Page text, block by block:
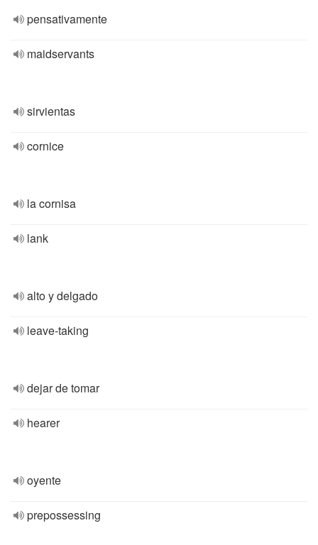
pensativamente
maidservants
sirvientas
cornice
la cornisa
lank
alto y delgado
leave-taking
dejar de tomar
hearer
oyente
prepossessing